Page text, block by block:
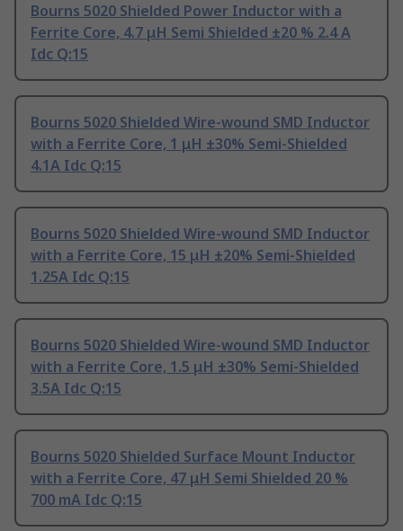
Bourns 5020 Shielded Power Inductor with a
Ferrite Core, 4.7 μH Semi Shielded ±20 % 2.4 A
Idc Q:15
Bourns 5020 Shielded Wire-wound SMD Inductor
with a Ferrite Core, 1 μH ±30% Semi-Shielded
4.1A Idc Q:15
Bourns 5020 Shielded Wire-wound SMD Inductor
with a Ferrite Core, 15 μH ±20% Semi-Shielded
1.25A Idc Q:15
Bourns 5020 Shielded Wire-wound SMD Inductor
with a Ferrite Core, 1.5 μH ±30% Semi-Shielded
3.5A Idc Q:15
Bourns 5020 Shielded Surface Mount Inductor
with a Ferrite Core, 47 μH Semi Shielded 20 %
700 mA Idc Q:15